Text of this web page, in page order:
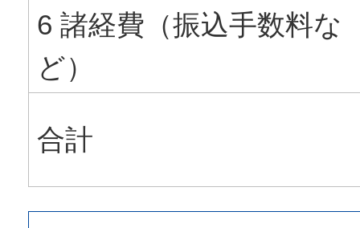
6 諸経費（振込手数料な
ど）
合計